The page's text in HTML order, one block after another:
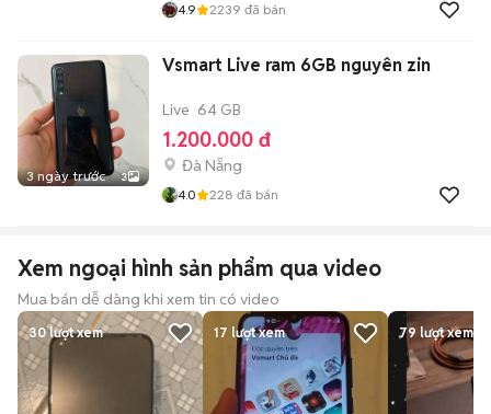
4.9 2239 đã bán
3 ngày trước 3
Vsmart Live ram 6GB nguyên zin
Live 64 GB
1.200.000 đ
Đà Nẵng
4.0 228 đã bán
Xem ngoại hình sản phẩm qua video
Mua bán dễ dàng khi xem tin có video
30lượt xem 17 lượt xem 79 lượt xem